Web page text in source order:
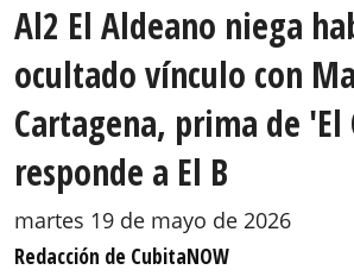
Al2 El Aldeano niega
ocultado vínculo con
Cartagena, prima de
responde a El B
martes 19 de mayo de 2026
Redacción de CubitaNOW